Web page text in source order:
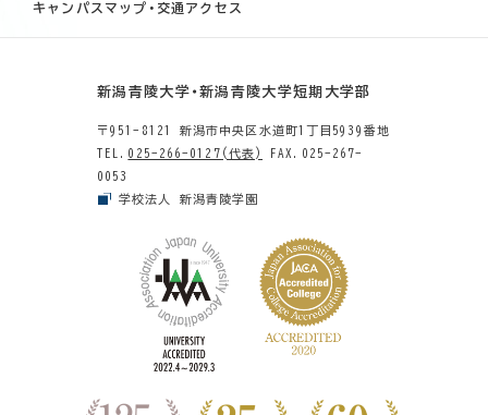
キャンパスマップ・交通アクセス
新潟青陵大学・新潟青陵大学短期大学部
〒951-8121 新潟市中央区水道町1丁目5939番地
TEL. 025-266-0127(代表)
FAX.025-267-
0053
学校法人 新潟青陵学園